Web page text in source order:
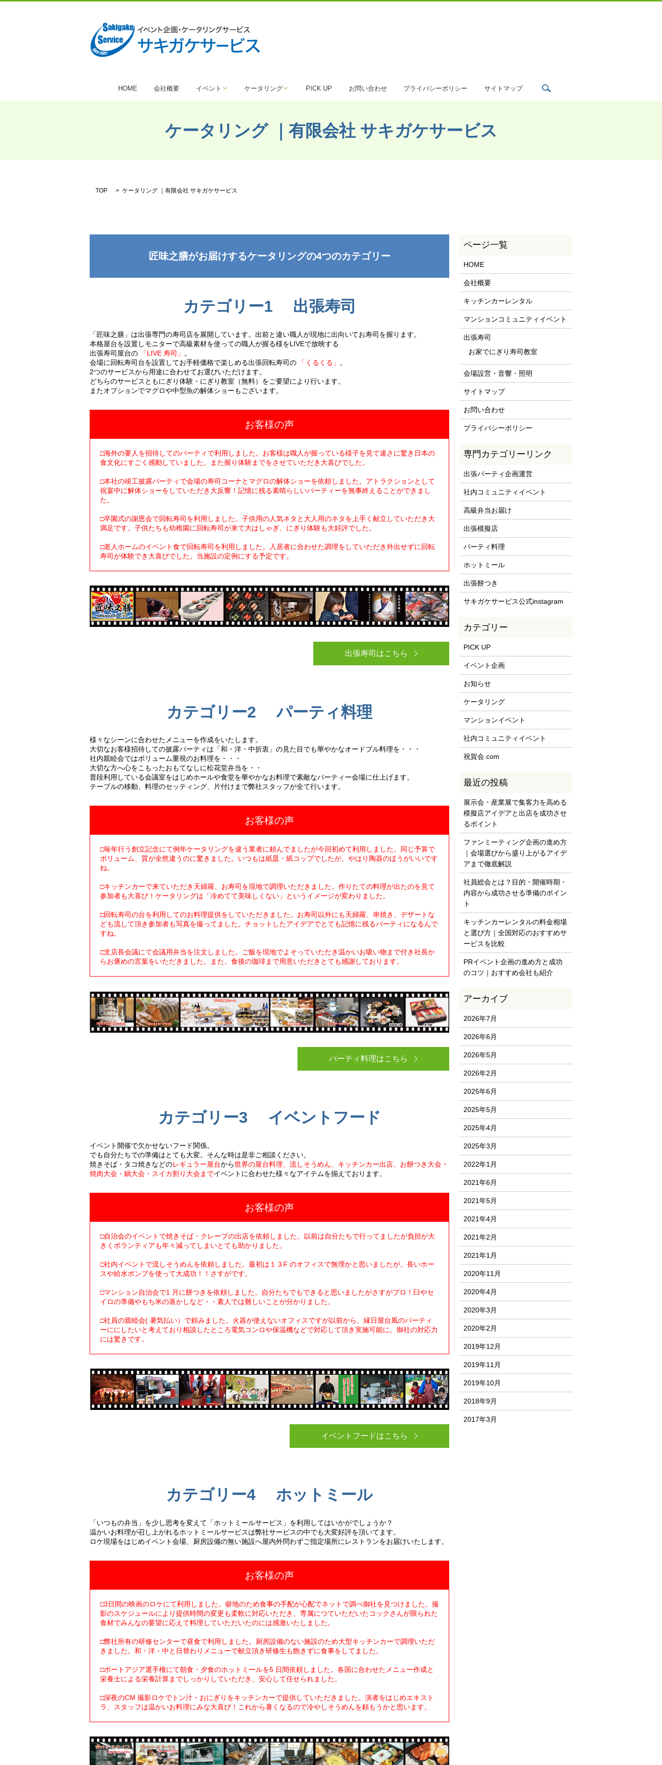
HOME 会社概要 イベント ケータリング PICK UP お問い合わせ プライバシーポリシー サイトマップ
ケータリング ｜有限会社 サキガケサービス
TOP ケータリング ｜有限会社 サキガケサービス
匠味之膳がお届けするケータリングの4つのカテゴリー
カテゴリー1 出張寿司
「匠味之膳」は出張専門の寿司店を展開しています。出前と違い職人が現地に出向いてお寿司を握ります。
本格屋台を設置しモニターで高級素材を使っての職人が握る様をLIVEで放映する
出張寿司屋台の
「LIVE 寿司」
。
会場に回転寿司台を設置してお手軽価格で楽しめる出張回転寿司の
「くるくる」
。
2つのサービスから用途に合わせてお選びいただけます。
どちらのサービスともにぎり体験・にぎり教室（無料）をご要望により行います。
またオプションでマグロや中型魚の解体ショーもございます。
お客様の声
□海外の要人を招待してのパーティで利用しました。お客様は職人が握っている様子を見て速さに驚き日本の
食文化にすごく感動していました。また握り体験までをさせていただき大喜びでした。
□本社の竣工披露パーティで会場の寿司コーナとマグロの解体ショーを依頼しました。アトラクションとして
祝宴中に解体ショーをしていただき大反響！記憶に残る素晴らしいパーティーを無事終えることができまし
た。
□卒園式の謝恩会で回転寿司を利用しました。子供用の人気ネタと大人用のネタを上手く献立していただき大
満足です。子供たちも幼稚園に回転寿司が来て大はしゃぎ、にぎり体験も大好評でした。
□老人ホームのイベント食で回転寿司を利用しました。入居者に合わせた調理をしていただき外出せずに回転
寿司が体験でき大喜びでした。当施設の定例にする予定です。
出張寿司はこちら
カテゴリー2 パーティ料理
様々なシーンに合わせたメニューを作成をいたします。
大切なお客様招待しての披露パーティは「和・洋・中折衷」の見た目でも華やかなオードブル料理を・・・
社内親睦会ではボリューム重視のお料理を・・・
大切な方へ心をこもったおもてなしに松花堂弁当を・・
普段利用している会議室をはじめホールや食堂を華やかなお料理で素敵なパーティー会場に仕上げます。
テーブルの移動、料理のセッティング、片付けまで弊社スタッフが全て行います。
お客様の声
□毎年行う創立記念にて例年ケータリングを違う業者に頼んでましたが今回初めて利用しました。同じ予算で
ボリューム、質が全然違うのに驚きました。いつもは紙皿・紙コップでしたが、やはり陶器のほうがいいです
ね。
□キッチンカーで来ていただき天婦羅、お寿司を現地で調理いただきました。作りたての料理が出たのを見て
参加者も大喜び！ケータリングは「冷めてて美味しくない」というイメージが変わりました。
□回転寿司の台を利用してのお料理提供をしていただきました。お寿司以外にも天婦羅、串焼き、デザートな
ども流して頂き参加者も写真を撮ってました。チョットしたアイデアでとても記憶に残るパーティになるんで
すね。
□支店長会議にて会議用弁当を注文しました。ご飯を現地でよそっていただき温かいお吸い物まで付き社長か
らお褒めの言葉をいただきました。また、食後の珈琲まで用意いただきとても感謝しております。
パーティ料理はこちら
カテゴリー3 イベントフード
イベント開催で欠かせないフード関係。
でも自分たちでの準備はとても大変。そんな時は是非ご相談ください。
焼きそば・タコ焼きなどのレギュラー屋台から世界の屋台料理、流しそうめん、キッチンカー出店、お餅つき大会・
焼肉大会・鍋大会・スイカ割り大会までイベントに合わせた様々なアイテムを揃えております。
お客様の声
□自治会のイベントで焼きそば・クレープの出店を依頼しました。以前は自分たちで行ってましたが負担が大
きくボランティアも年々減ってしまいとても助かりました。
□社内イベントで流しそうめんを依頼しました。最初は１３F のオフィスで無理かと思いましたが、長いホー
スや給水ポンプを使って大成功！！さすがです。
□マンション自治会で1 月に餅つきを依頼しました。自分たちでもできると思いましたがさすがプロ！臼やセ
イロの準備やもち米の蒸かしなど・・素人では難しいことが分かりました。
□社員の親睦会( 暑気払い）で頼みました。火器が使えないオフィスですが以前から、縁日屋台風のパーティ
ーににしたいと考えており相談したところ電気コンロや保温機などで対応して頂き実施可能に。御社の対応力
には驚きです。
イベントフードはこちら
カテゴリー4 ホットミール
「いつもの弁当」を少し思考を変えて「ホットミールサービス」を利用してはいかがでしょうか？
温かいお料理が召し上がれるホットミールサービスは弊社サービスの中でも大変好評を頂いてます。
ロケ現場をはじめイベント会場、厨房設備の無い施設へ屋内外問わずご指定場所にレストランをお届けいたします。
お客様の声
□3日間の映画のロケにて利用しました。僻地のため食事の手配が心配でネットで調べ御社を見つけました。撮
影のスケジュールにより提供時間の変更も柔軟に対応いただき、専属につていただいたコックさんが限られた
食材でみんなの要望に応えて料理していただいたのには感激いたしました。
□弊社所有の研修センターで昼食で利用しました。厨房設備のない施設のため大型キッチンカーで調理いただ
きました。和・洋・中と日替わりメニューで献立頂き研修生も飽きずに食事をしてました。
□ボートアジア選手権にて朝食・夕食のホットミールを5 日間依頼しました。各国に合わせたメニュー作成と
栄養士による栄養計算までしっかりしていただき、安心して任せられました。
□深夜のCM 撮影ロケでトン汁・おにぎりをキッチンカーで提供していただきました。演者をはじめエキスト
ラ、スタッフは温かいお料理にみな大喜び！これから暑くなるので冷やしそうめんを頼もうかと思います。
HOME
会社概要
キッチンカーレンタル
マンションコミュニティイベント
出張寿司
お家でにぎり寿司教室
会場設営・音響・照明
サイトマップ
お問い合わせ
プライバシーポリシー
専門カテゴリーリンク
出張パーティ企画運営
社内コミュニティイベント
高級弁当お届け
出張模擬店
パーティ料理
ホットミール
出張餅つき
サキガケサービス公式instagram
PICK UP
イベント企画
お知らせ
ケータリング
マンションイベント
社内コミュニティイベント
祝賀会.com
展示会・産業展で集客力を高める
模擬店アイデアと出店を成功させ
るポイント
ファンミーティング企画の進め方
｜会場選びから盛り上がるアイデ
アまで徹底解説
社員総会とは？目的・開催時期・
内容から成功させる準備のポイン
ト
キッチンカーレンタルの料金相場
と選び方｜全国対応のおすすめサ
ービスを比較
PRイベント企画の進め方と成功
のコツ｜おすすめ会社も紹介
2026年7月
2026年6月
2026年5月
2026年2月
2025年6月
2025年5月
2025年4月
2025年3月
2022年1月
2021年6月
2021年5月
2021年4月
2021年2月
2021年1月
2020年11月
2020年4月
2020年3月
2020年2月
2019年12月
2019年11月
2019年10月
2018年9月
2017年3月